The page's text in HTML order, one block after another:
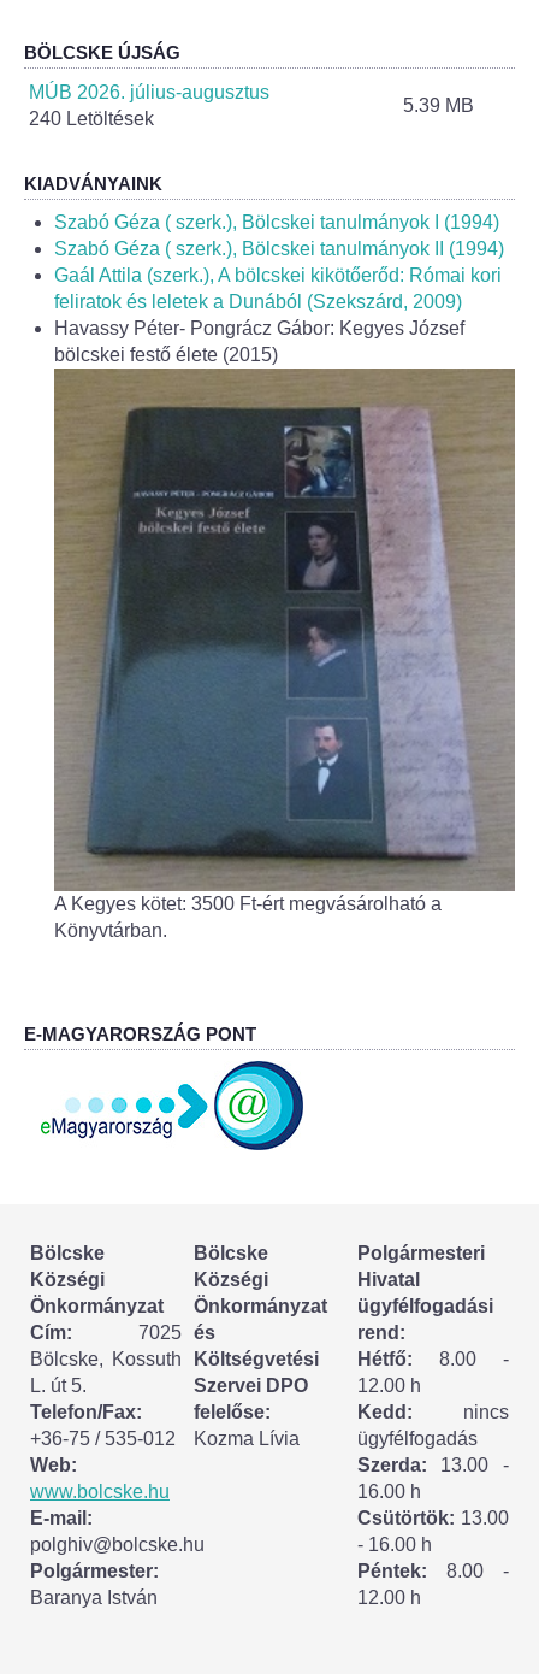
Helyi Esélyegyenlőség Program
Alapítványok
Helyi Építési Szabályzat
INTÉZMÉNYEK
Bölcskei Mesevár Óvoda és Bölcsőde
Óvodakert
Egészségügy
Háziorvos
Fogorvos
Védőnői szolgálat
Központi orvosi ügyelet
Alapszolgáltatási Központ
Kultúra
IKSZT - Integrált Közösségi és Szolgáltató Tér
Könyvtár
Rákóczi Mozi
ESEMÉNYEK
TESTVÉRTELEPÜLÉSÜNK:
CSÍKSZÉPVÍZ
VÁLASZTÁSI INFORMÁCIÓK
Választási szervek
Választási ügyintézés
2024. évi általános választások
BÖLCSKE ÚJSÁG
MÚB 2026. július-augusztus
240 Letöltések
5.39 MB
KIADVÁNYAINK
Szabó Géza ( szerk.), Bölcskei tanulmányok I (1994)
Szabó Géza ( szerk.), Bölcskei tanulmányok II (1994)
Gaál Attila (szerk.), A bölcskei kikötőerőd: Római kori
feliratok és leletek a Dunából (Szekszárd, 2009)
Havassy Péter- Pongrácz Gábor: Kegyes József
bölcskei festő élete (2015)
A Kegyes kötet: 3500 Ft-ért megvásárolható a
Könyvtárban.
E-MAGYARORSZÁG PONT
Bölcske
Községi
Önkormányzat
Cím: 7025
Bölcske, Kossuth
L. út 5.
Telefon/Fax:
+36-75 / 535-012
Web:
www.bolcske.hu
E-mail:
polghiv@bolcske.hu
Polgármester:
Baranya István
Bölcske
Községi
Önkormányzat
és
Költségvetési
Szervei DPO
felelőse:
Kozma Lívia
Polgármesteri
Hivatal
ügyfélfogadási
rend:
Hétfő: 8.00 -
12.00 h
Kedd: nincs
ügyfélfogadás
Szerda: 13.00 -
16.00 h
Csütörtök: 13.00
- 16.00 h
Péntek: 8.00 -
12.00 h